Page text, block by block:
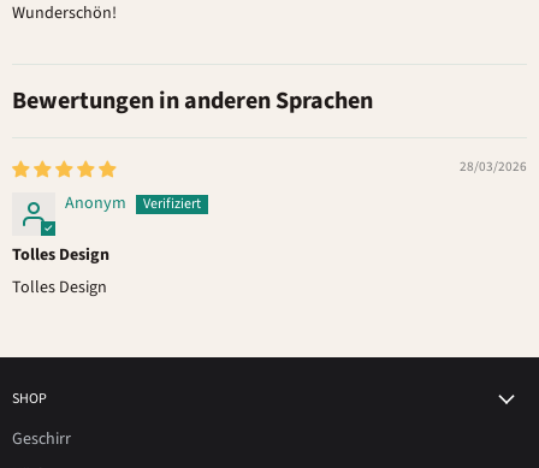
Wunderschön!
Bewertungen in anderen Sprachen
28/03/2026
Anonym
Tolles Design
Tolles Design
SHOP
Geschirr